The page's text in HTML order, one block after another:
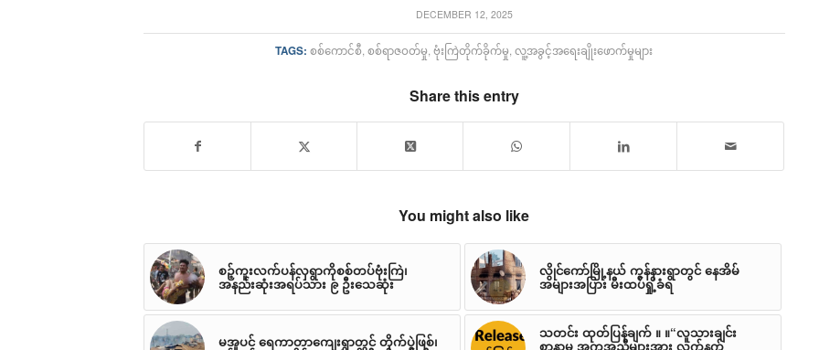
DECEMBER 12, 2025
TAGS: စစ်ကောင်စီ ,စစ်ရာဇဝတ်မှု ,ဗုံးကြဲတိုက်ခိုက်မှု ,လူ့အခွင့်အရေးချိုးဖောက်မှုများ
Share this entry
You might also like
စဉ့်ကူးလက်ပန်လှရွာကိုစစ်တပ်ဗုံးကြဲ၊
အနည်းဆုံးအရပ်သား ၉ ဦးသေဆုံး
လွိုင်ကော်မြို့နယ် ကွန်နားရွာတွင် နေအိမ်
အများအပြား မီးထပ်ရှို့ခံရ
မအူပင် ရေကာတာကျေးရွာတွင် တိုက်ပွဲဖြစ်၊
သတင်း ထုတ်ပြန်ချက် ။ ။“လူသားချင်း
စာနာမှု အကူအညီများအား လက်နက်